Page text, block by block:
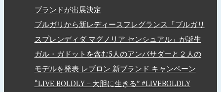
ブランドが出展決定
ブルガリから新レディースフレグランス「ブルガリ
スプレンディダ マグノリア センシュアル」が誕生
ガル・ガドットを含む5人のアンバサダーと２人の
モデルを発表 レブロン 新ブランド キャンペーン
“LIVE BOLDLY – 大胆に生きる” #LIVEBOLDLY